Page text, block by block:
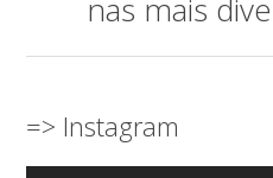
nas mais
=> Instagram